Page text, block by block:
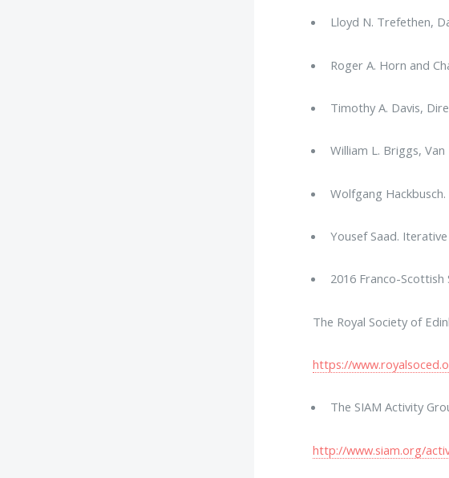
Lloyd N. Trefethen,
Roger A. Horn and
Timothy A. Davis,
William L. Briggs,
Wolfgang
Yousef Saad.
2016 Franco-
The Royal Society of
https://
The SIAM Activity
http://www.siam.org/